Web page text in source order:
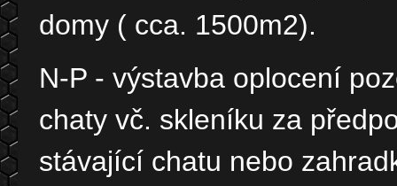
domy ( cca. 1500m2).
N-P - výstavba oplocení
chaty vč. skleníku za
stávající chatu nebo